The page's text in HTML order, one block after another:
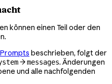
können einen Teil oder den
beschrieben, folgt der
→messages. Änderungen
und alle nachfolgenden